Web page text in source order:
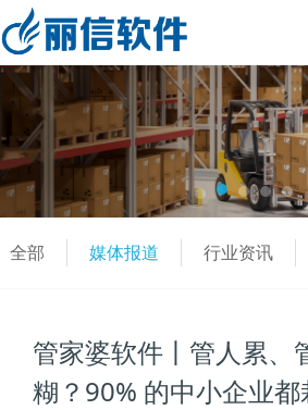
全部 媒体报道 行业资讯
管家婆软件丨管人累、
糊？90% 的中小企业